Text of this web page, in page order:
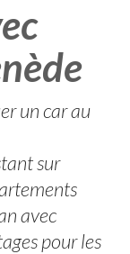
un car au
sur
avec
pour les